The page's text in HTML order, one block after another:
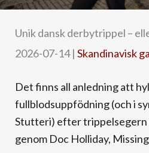
Unik dansk derbytrippel –
2026-07-14| Skandinavisk
Det finns all anledning att
fullblodsuppfödning (och i
Stutteri) efter trippelsegern
genom Doc Holliday,